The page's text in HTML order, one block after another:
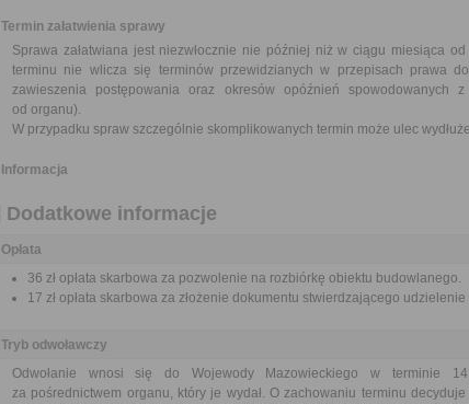
Termin załatwienia sprawy
Sprawa załatwiana jest niezwłocznie nie później niż w ciągu miesiąca
terminu nie wlicza się terminów przewidzianych w przepisach prawa
zawieszenia postępowania oraz okresów opóźnień spowodowanych
od organu).
W przypadku spraw szczególnie skomplikowanych termin może ulec
Informacja
Dodatkowe informacje
Opłata
36 zł opłata skarbowa za pozwolenie na rozbiórkę obiektu budowlanego.
17 zł opłata skarbowa za złożenie dokumentu stwierdzającego udzielenie
Tryb odwoławczy
Odwołanie wnosi się do Wojewody Mazowieckiego w terminie
za pośrednictwem organu, który je wydał. O zachowaniu terminu